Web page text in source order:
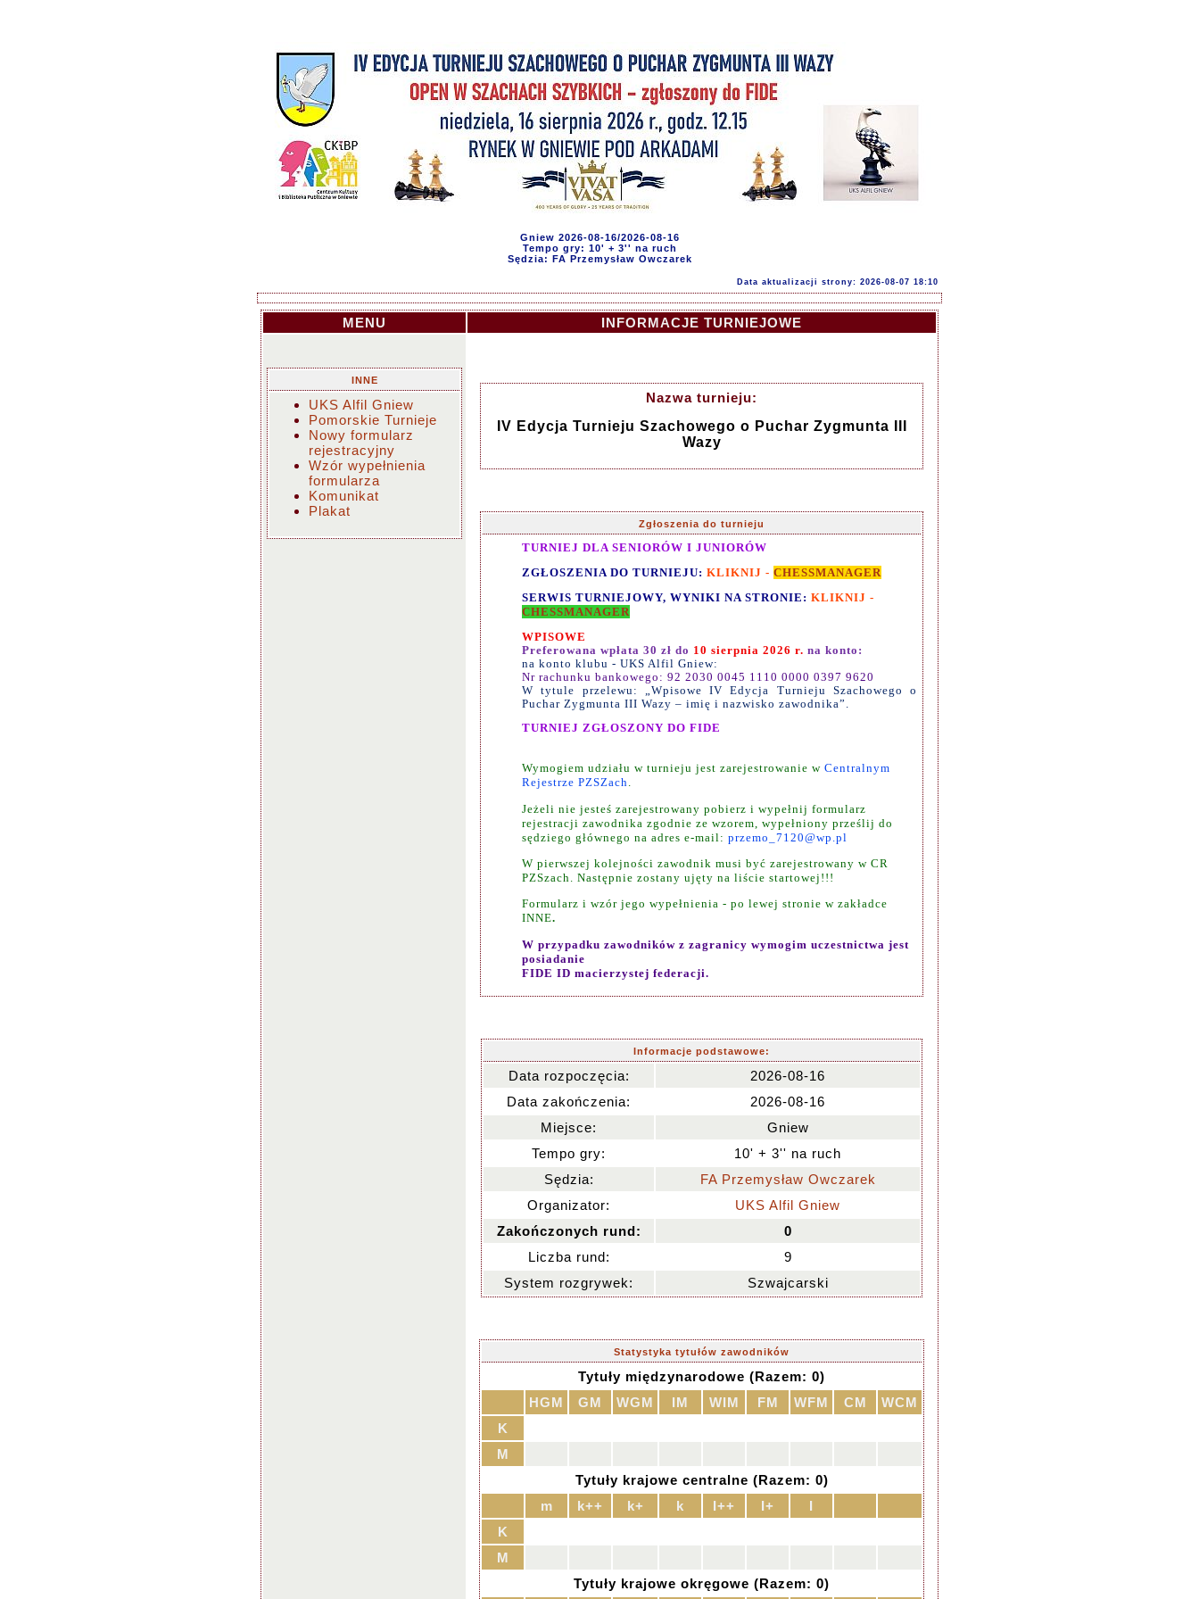
Gniew 2026-08-16/2026-08-16
Tempo gry: 10' + 3'' na ruch
Sędzia: FA Przemysław Owczarek
Data aktualizacji strony: 2026-08-07 18:10
MENU INFORMACJE TURNIEJOWE
INNE
UKS Alfil Gniew
Pomorskie Turnieje
Nowy formularz
rejestracyjny
Wzór wypełnienia
formularza
Komunikat
Plakat
Nazwa turnieju:
IV Edycja Turnieju Szachowego o Puchar Zygmunta III
Wazy
Zgłoszenia do turnieju
TURNIEJ DLA SENIORÓW I JUNIORÓW
ZGŁOSZENIA DO TURNIEJU: KLIKNIJ - CHESSMANAGER
SERWIS TURNIEJOWY, WYNIKI NA STRONIE: KLIKNIJ -
CHESSMANAGER
WPISOWE
Preferowana wpłata 30 zł do 10 sierpnia 2026 r. na konto:
na konto klubu - UKS Alfil Gniew:
Nr rachunku bankowego: 92 2030 0045 1110 0000 0397 9620
W tytule przelewu: „Wpisowe IV Edycja Turnieju Szachowego o
Puchar Zygmunta III Wazy – imię i nazwisko zawodnika”.
TURNIEJ ZGŁOSZONY DO FIDE
Wymogiem udziału w turnieju jest zarejestrowanie w Centralnym
Rejestrze PZSZach.
Jeżeli nie jesteś zarejestrowany pobierz i wypełnij formularz
rejestracji zawodnika zgodnie ze wzorem, wypełniony prześlij do
sędziego głównego na adres e-mail: przemo_7120@wp.pl
W pierwszej kolejności zawodnik musi być zarejestrowany w CR
PZSzach. Następnie zostany ujęty na liście startowej!!!
Formularz i wzór jego wypełnienia - po lewej stronie w zakładce
INNE.
W przypadku zawodników z zagranicy wymogim uczestnictwa jest
posiadanie
FIDE ID macierzystej federacji.
Informacje podstawowe:
Data rozpoczęcia:
2026-08-16
Data zakończenia:
2026-08-16
Miejsce:
Gniew
Tempo gry:
10' + 3'' na ruch
Sędzia:
FA Przemysław Owczarek
Organizator:
UKS Alfil Gniew
Zakończonych rund:
0
Liczba rund:
9
System rozgrywek:
Szwajcarski
Statystyka tytułów zawodników
Tytuły międzynarodowe (Razem: 0)
HGM
GM WGM IM WIM FM WFM CM
WCM
K
M
Tytuły krajowe centralne (Razem: 0)
m
k++ k+ k I++ I+
I
K
M
Tytuły krajowe okręgowe (Razem: 0)